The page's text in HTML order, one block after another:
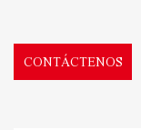
CONTÁCTENOS